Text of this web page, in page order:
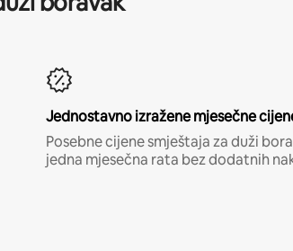
Jednostavno izražene mjesečne
Posebne cijene smještaja za duži
jedna mjesečna rata bez dodatnih